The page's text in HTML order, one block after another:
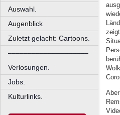
Auswahl.
Augenblick
Zuletzt gelacht: Cartoons.
––––––––––––––––––––
Verlosungen.
Jobs.
Kulturlinks.